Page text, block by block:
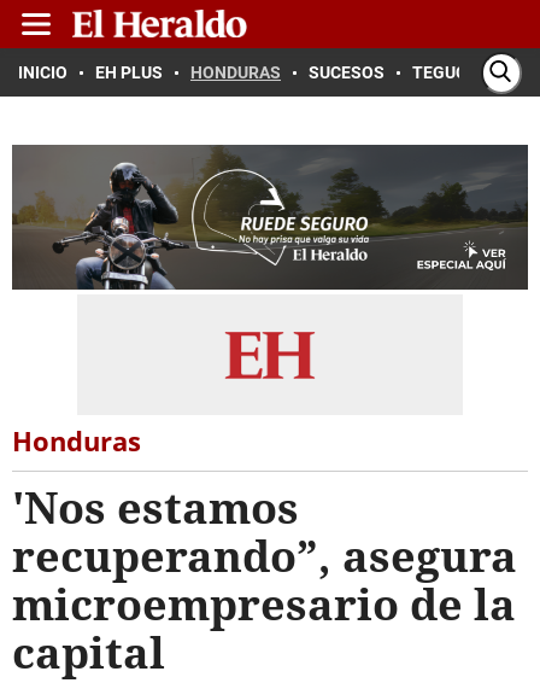
INICIO EH PLUS HONDURAS SUCESOS TEGUCIGALPA
Honduras
'Nos estamos
recuperando”, asegura
microempresario de la
capital